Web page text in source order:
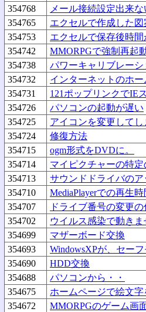
354768
メール接続設定出来な
354765
エクセルで作成した
354753
エクセルで保存後時
354742
MMORPGで強制再起
354738
パワーキャリブレー
354732
インターネットのホ
354731
121ポップリンクでIE
354726
パソコンの起動が遅い
354725
アイコンを変更してし
354724
修復方法
354715
ogm形式をDVDに。
354714
マイピクチャーの特
354713
サウンドドライバの
354710
MediaPlayerでの再生
354707
ドライブ番号の変更
354702
ウイルス感染で動きま
354699
マザーボード交換
354693
WindowsXPが、セー
354690
HDD交換
354688
パソコンから・・
354675
ホームページで絵文
354672
MMORPGのゲーム画